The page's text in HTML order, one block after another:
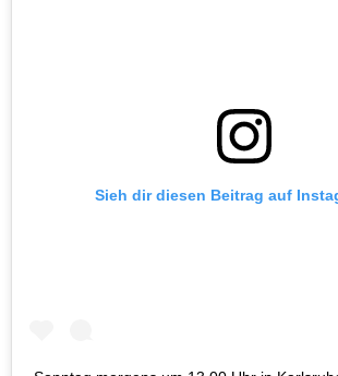
Sieh dir diesen Beitrag auf